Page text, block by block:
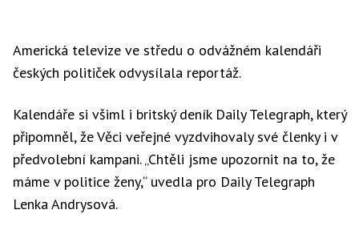
Americká televize ve středu o odvážném kalendáři
českých političek odvysílala reportáž.
Kalendáře si všiml i britský deník Daily Telegraph, který
připomněl, že Věci veřejné vyzdvihovaly své členky i v
předvolební kampani. „Chtěli jsme upozornit na to, že
máme v politice ženy,“ uvedla pro Daily Telegraph
Lenka Andrysová.